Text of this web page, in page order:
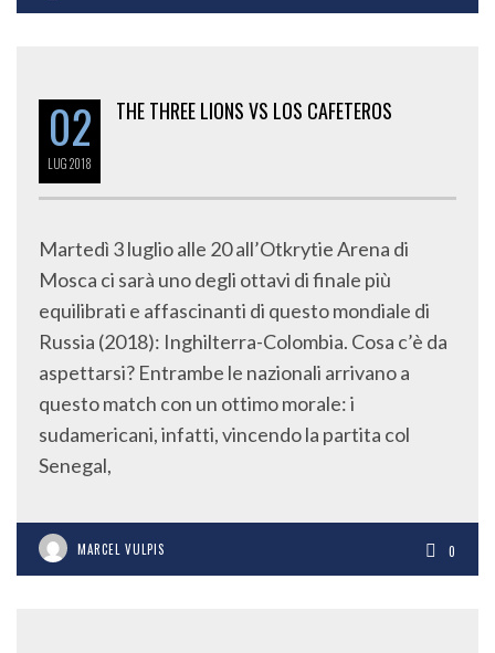
02
LUG2018
THE THREE LIONS VS LOS CAFETEROS
Martedì 3 luglio alle 20 all’Otkrytie Arena di
Mosca ci sarà uno degli ottavi di finale più
equilibrati e affascinanti di questo mondiale di
Russia (2018): Inghilterra-Colombia. Cosa c’è da
aspettarsi? Entrambe le nazionali arrivano a
questo match con un ottimo morale: i
sudamericani, infatti, vincendo la partita col
Senegal,
MARCEL VULPIS 0